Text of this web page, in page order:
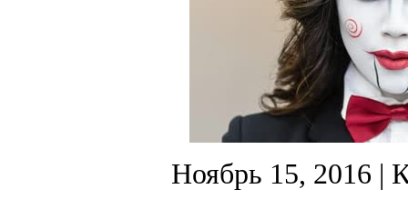
Ноябрь 15, 2016 |